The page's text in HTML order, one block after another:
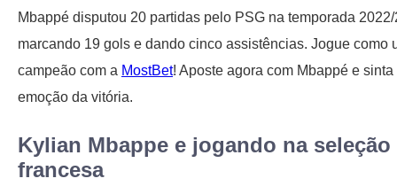
Mbappé disputou 20 partidas pelo PSG na temporada 2022/
marcando 19 gols e dando cinco assistências. Jogue como
campeão com a MostBet! Aposte agora com Mbappé e sinta
emoção da vitória.
Kylian Mbappe e jogando na seleção
francesa